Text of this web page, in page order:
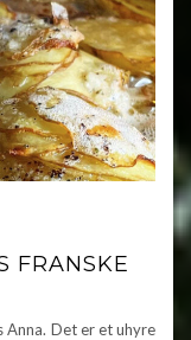
FRANSKE
Anna. Det er et uhyre